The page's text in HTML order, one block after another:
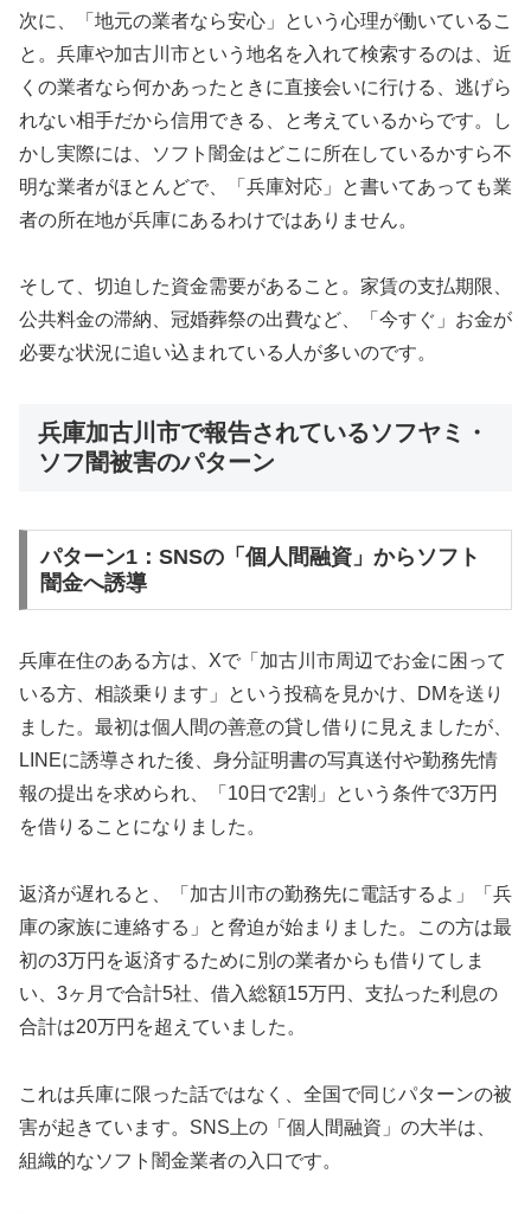
次に、「地元の業者なら安心」という心理が働いているこ
と。兵庫や加古川市という地名を入れて検索するのは、近
くの業者なら何かあったときに直接会いに行ける、逃げら
れない相手だから信用できる、と考えているからです。し
かし実際には、ソフト闇金はどこに所在しているかすら不
明な業者がほとんどで、「兵庫対応」と書いてあっても業
者の所在地が兵庫にあるわけではありません。
そして、切迫した資金需要があること。家賃の支払期限、
公共料金の滞納、冠婚葬祭の出費など、「今すぐ」お金が
必要な状況に追い込まれている人が多いのです。
兵庫加古川市で報告されているソフヤミ・
ソフ闇被害のパターン
パターン1：SNSの「個人間融資」からソフト
闇金へ誘導
兵庫在住のある方は、Xで「加古川市周辺でお金に困って
いる方、相談乗ります」という投稿を見かけ、DMを送り
ました。最初は個人間の善意の貸し借りに見えましたが、
LINEに誘導された後、身分証明書の写真送付や勤務先情
報の提出を求められ、「10日で2割」という条件で3万円
を借りることになりました。
返済が遅れると、「加古川市の勤務先に電話するよ」「兵
庫の家族に連絡する」と脅迫が始まりました。この方は最
初の3万円を返済するために別の業者からも借りてしま
い、3ヶ月で合計5社、借入総額15万円、支払った利息の
合計は20万円を超えていました。
これは兵庫に限った話ではなく、全国で同じパターンの被
害が起きています。SNS上の「個人間融資」の大半は、
組織的なソフト闇金業者の入口です。